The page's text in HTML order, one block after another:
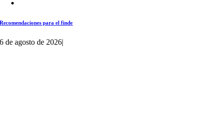
Recomendaciones para el finde
6 de agosto de 2026|